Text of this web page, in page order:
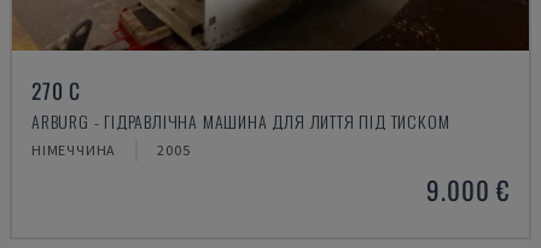
270 C
ARBURG - ГІДРАВЛІЧНА МАШИНА ДЛЯ ЛИТТЯ ПІД ТИСКОМ
НІМЕЧЧИНА 2005
9.000 €